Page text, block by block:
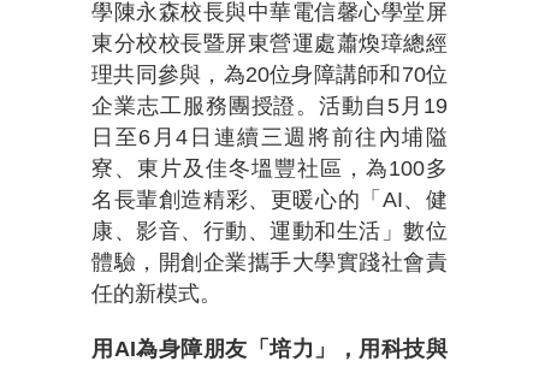
學陳永森校長與中華電信馨心學堂屏
東分校校長暨屏東營運處蕭煥璋總經
理共同參與，為20位身障講師和70位
企業志工服務團授證。活動自5月19
日至6月4日連續三週將前往內埔隘
寮、東片及佳冬塭豐社區，為100多
名長輩創造精彩、更暖心的「AI、健
康、影音、行動、運動和生活」數位
體驗，開創企業攜手大學實踐社會責
任的新模式。
用 AI為身障朋友「培力」，用科技與